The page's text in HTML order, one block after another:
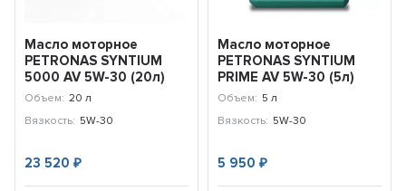
Масло моторное
PETRONAS SYNTIUM
5000 AV 5W-30 (20л)
70950RY1EU
Объем: 20 л
Вязкость: 5W-30
23 520₽
Масло моторное
PETRONAS SYNTIUM
PRIME AV 5W-30 (5л)
71234M12EU
Объем: 5 л
Вязкость: 5W-30
5 950 ₽